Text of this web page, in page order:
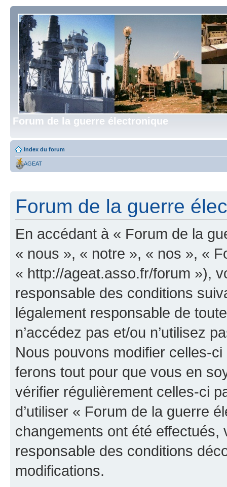
Forum de la guerre électronique
Index du forum
AGEAT
Forum de la guerre
En accédant à « Forum de la
« nous », « notre », « nos », «
« http://ageat.asso.fr/forum »),
responsable des conditions
légalement responsable de
n’accédez pas et/ou n’utilisez
Nous pouvons modifier celles-
ferons tout pour que vous en
vérifier régulièrement celles-ci
d’utiliser « Forum de la guerre
changements ont été effectués,
responsable des conditions
modifications.